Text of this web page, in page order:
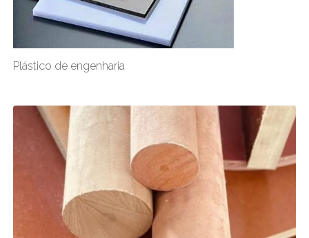
Plástico de engenharia